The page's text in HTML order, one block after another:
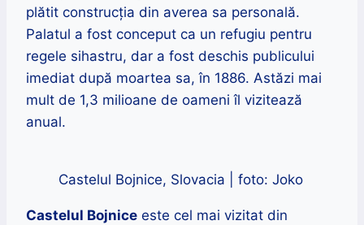
plătit construcția din averea sa personală.
Palatul a fost conceput ca un refugiu pentru
regele sihastru, dar a fost deschis publicului
imediat după moartea sa, în 1886. Astăzi mai
mult de 1,3 milioane de oameni îl vizitează
anual.
Castelul Bojnice, Slovacia | foto: Joko
Castelul Bojnice este cel mai vizitat din